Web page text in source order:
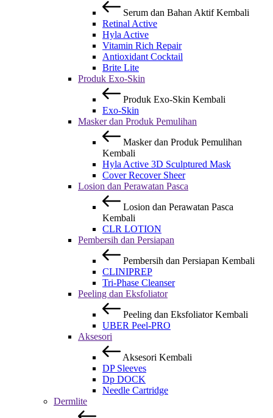
Serum dan Bahan Aktif Kembali
Retinal Active
Hyla Active
Vitamin Rich Repair
Antioxidant Cocktail
Brite Lite
Produk Exo-Skin
Produk Exo-Skin Kembali
Exo-Skin
Masker dan Produk Pemulihan
Masker dan Produk Pemulihan
Kembali
Hyla Active 3D Sculptured Mask
Cover Recover Sheer
Losion dan Perawatan Pasca
Losion dan Perawatan Pasca
Kembali
CLR LOTION
Pembersih dan Persiapan
Pembersih dan Persiapan Kembali
CLINIPREP
Tri-Phase Cleanser
Peeling dan Eksfoliator
Peeling dan Eksfoliator Kembali
UBER Peel-PRO
Aksesori
Aksesori Kembali
DP Sleeves
Dp DOCK
Needle Cartridge
Dermlite